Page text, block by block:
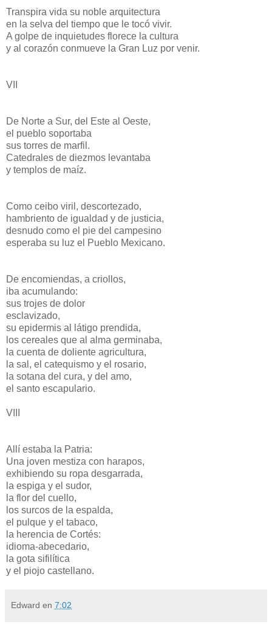
Transpira vida su noble arquitectura
en la selva del tiempo que le tocó vivir.
A golpe de inquietudes florece la cultura
y al corazón conmueve la Gran Luz por venir.
VII
De Norte a Sur, del Este al Oeste,
el pueblo soportaba
sus torres de marfil.
Catedrales de diezmos levantaba
y templos de maíz.
Como ceibo viril, descortezado,
hambriento de igualdad y de justicia,
desnudo como el pie del campesino
esperaba su luz el Pueblo Mexicano.
De encomiendas, a criollos,
iba acumulando:
sus trojes de dolor
esclavizado,
su epidermis al látigo prendida,
los cereales que al alma germinaba,
la cuenta de doliente agricultura,
la sal, el catequismo y el rosario,
la sotana del cura, y del amo,
el santo escapulario.
VIII
Allí estaba la Patria:
Una joven mestiza con harapos,
exhibiendo su ropa desgarrada,
la espiga y el sudor,
la flor del cuello,
los surcos de la espalda,
el pulque y el tabaco,
la herencia de Cortés:
idioma-abecedario,
la gota sifilítica
y el piojo castellano.
Edward en 7:02